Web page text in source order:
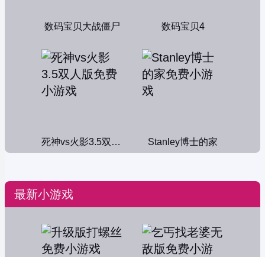
数码宝贝大战僵尸 数码宝贝4
死神vs火影3.5双人版 Stanley博士的家
最新小游戏